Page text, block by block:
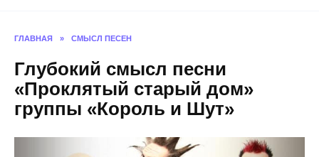
ГЛАВНАЯ » СМЫСЛ ПЕСЕН
Глубокий смысл песни
«Проклятый старый дом»
группы «Король и Шут»